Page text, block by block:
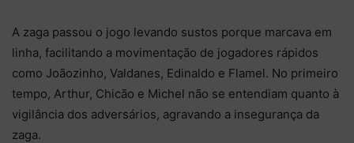
A zaga passou o jogo levando sustos porque marcava em
linha, facilitando a movimentação de jogadores rápidos
como Joãozinho, Valdanes, Edinaldo e Flamel. No primeiro
tempo, Arthur, Chicão e Michel não se entendiam quanto à
vigilância dos adversários, agravando a insegurança da
zaga.